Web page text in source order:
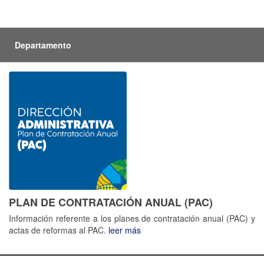
Departamento
PLAN DE CONTRATACIÓN ANUAL (PAC)
Información referente a los planes de contratación anual (PAC) y
actas de reformas al PAC. leer más